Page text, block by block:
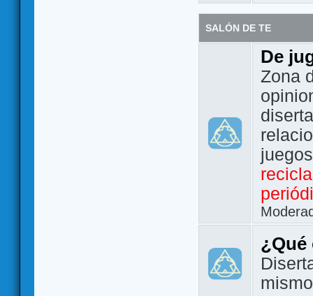
SALÓN DE TE
De
Zona
¿Qué